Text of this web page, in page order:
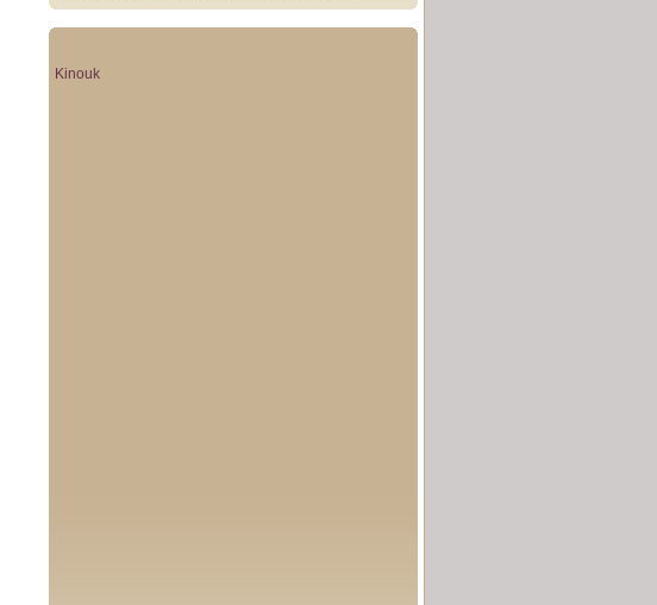
Kinouk